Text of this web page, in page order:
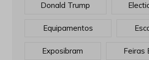
Donald Trump
Equipamentos
Exposibram Feiras